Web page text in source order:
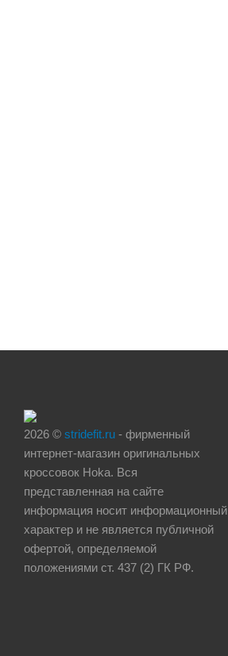
2026 © stridefit.ru - фирменный
интернет-магазин оригинальных
кроссовок Hoka. Вся
представленная на сайте
информация носит информационный
характер и не является публичной
офертой, определяемой
положениями ст. 437 (2) ГК РФ.